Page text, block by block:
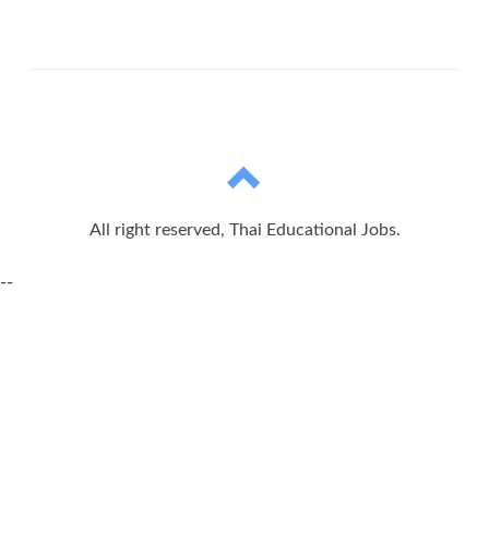
All right reserved, Thai Educational Jobs.
--